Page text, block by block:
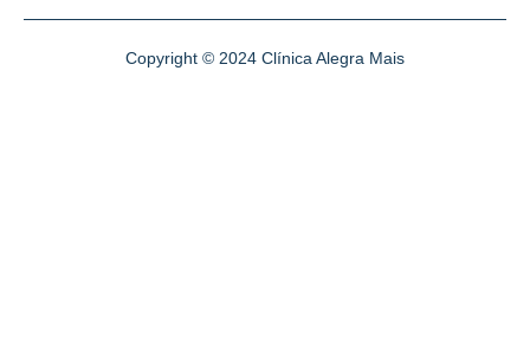
Copyright © 2024 Clínica Alegra Mais